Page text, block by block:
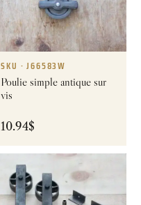
SKU · J66583W
Poulie simple antique sur
vis
10.94$